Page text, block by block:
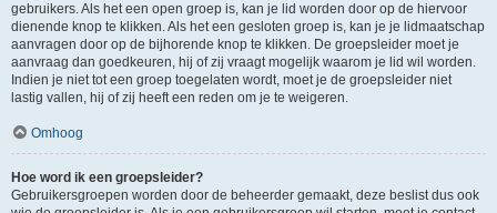
gebruikers. Als het een open groep is, kan je lid worden door op de hiervoor
dienende knop te klikken. Als het een gesloten groep is, kan je je lidmaatschap
aanvragen door op de bijhorende knop te klikken. De groepsleider moet je
aanvraag dan goedkeuren, hij of zij vraagt mogelijk waarom je lid wil worden.
Indien je niet tot een groep toegelaten wordt, moet je de groepsleider niet
lastig vallen, hij of zij heeft een reden om je te weigeren.
Omhoog
Hoe word ik een groepsleider?
Gebruikersgroepen worden door de beheerder gemaakt, deze beslist dus ook